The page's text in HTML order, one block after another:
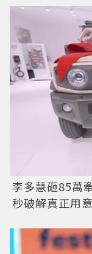
李多慧砸85萬
秒破解真正用意